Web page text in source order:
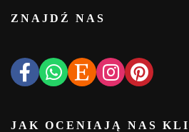
ZNAJDŹ NAS
JAK OCENIAJĄ NAS